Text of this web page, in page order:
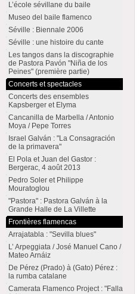
L’école sévillane du baile
Museo del baile flamenco
Séville : Biennale 2006
Séville : une histoire du cante
Les tangos dans la discographie
de Pastora Pavón "Niña de los
Peines" (première partie)
Concerts et spectacles
Concerts des ensembles
Kapsberger et Elyma
Cancanilla de Marbella / Antonio
Moya / Pepe Torres
Israel Galván : "La Consagración
de la primavera"
El Pola et Juan del Gastor :
Bergerac, 4 août 2013
Pedro Soler et Philippe
Mouratoglou
"Pastora" : Pastora Galván à la
Grande Halle de La Villette
Frontières flamencas
Arrajatabla : "Sevilla blues"
L’ Arpeggiata / José Manuel Cano /
Mateo Arnáiz
De Pérez (Prado) à (Gato) Pérez :
la rumba catalane
Camerata Flamenco Project : "Falla